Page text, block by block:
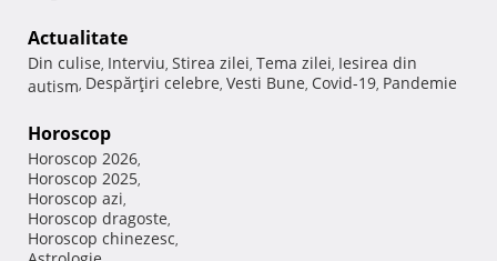
Actualitate
Din culise, Interviu, Stirea zilei, Tema zilei, Iesirea din
autism, Despărţiri celebre, Vesti Bune, Covid-19, Pandemie
Horoscop
Horoscop 2026,
Horoscop 2025,
Horoscop azi,
Horoscop dragoste,
Horoscop chinezesc,